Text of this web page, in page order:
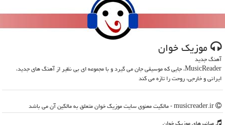
موزیك خوان
آهنگ جدید
MusicReader، جایی که موسیقی جان می گیرد و با مجموعه ای بی نظیر از آهنگ های جدید،
ایرانی و خارجی، روحت را تازه می کند